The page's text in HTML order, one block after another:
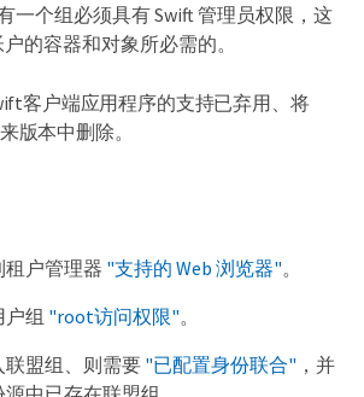
一个组必须具有 Swift 管理员权限，这
的容器和对象所必需的。
客户端应用程序的支持已弃用、将
版本中删除。
户管理器 "支持的 Web 浏览器"。
组 "root访问权限"。
盟组、则需要 "已配置身份联合" ，并